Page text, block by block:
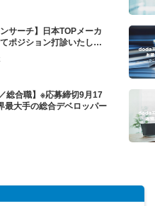
サーチ】日本TOPメーカ
ポジション打診いたしま
総合職】※応募締切9月17
最大手の総合デベロッパー